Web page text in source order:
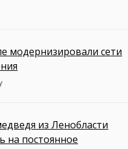
модернизировали сети
из Ленобласти
на постоянное